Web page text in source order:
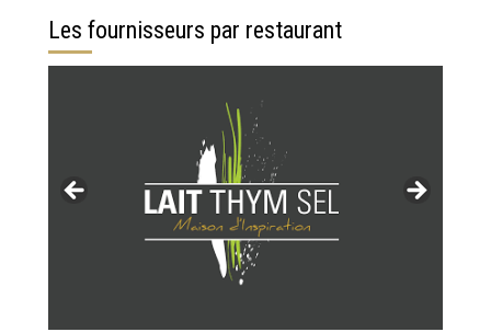
Les fournisseurs par restaurant